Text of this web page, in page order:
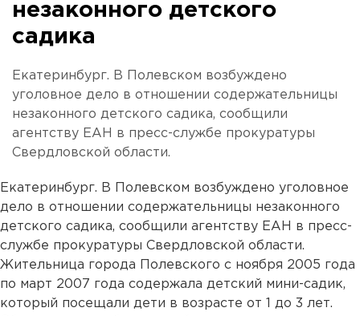
незаконного детского
садика
Екатеринбург. В Полевском возбуждено
уголовное дело в отношении содержательницы
незаконного детского садика, сообщили
агентству ЕАН в пресс-службе прокуратуры
Свердловской области.
Екатеринбург. В Полевском возбуждено уголовное
дело в отношении содержательницы незаконного
детского садика, сообщили агентству ЕАН в пресс-
службе прокуратуры Свердловской области.
Жительница города Полевского с ноября 2005 года
по март 2007 года содержала детский мини-садик,
который посещали дети в возрасте от 1 до 3 лет.